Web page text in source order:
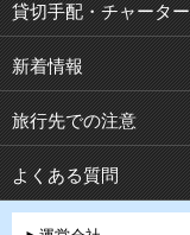
貸切手配・チャーター
新着情報
旅行先での注意
よくある質問